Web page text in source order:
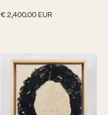
€ 2,400.00 EUR